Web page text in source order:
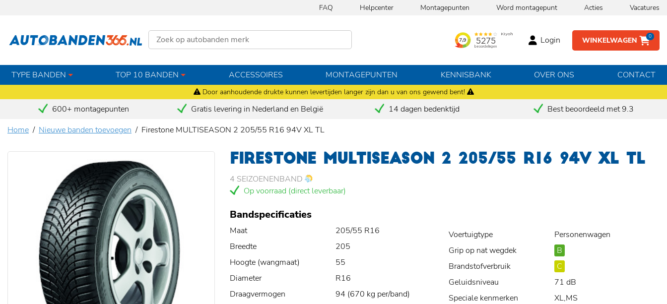
Door aanhoudende drukte kunnen levertijden langer zijn dan u van ons gewend bent!
FAQ Helpcenter Montagepunten Word montagepunt Acties Vacatures
WINKELWAGEN 0
Login
TYPE BANDEN TOP 10 BANDEN ACCESSOIRES MONTAGEPUNTEN KENNISBANK OVER ONS CONTACT
600+ montagepunten Gratis levering in Nederland en België 14 dagen bedenktijd
Best beoordeeld met 9.3
Home
Nieuwe banden toevoegen Firestone MULTISEASON 2 205/55 R16 94V XL TL
FIRESTONE MULTISEASON 2 205/55 R16 94V XL TL
4 SEIZOENENBAND
Op voorraad (direct leverbaar)
Bandspecificaties
Maat
205/55 R16
Breedte
205
Hoogte (wangmaat)
55
Diameter
R16
Draagvermogen
94 (670 kg per/band)
Voertuigtype
Personenwagen
Grip op nat wegdek
B
Brandstofverbruik
C
Geluidsniveau
71 dB
Speciale kenmerken
XL,MS